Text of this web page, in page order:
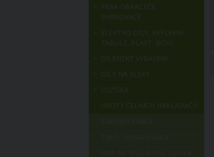
PERA OBRACEČE,
SHRNOVAČE
ELEKTRO DÍLY, REFLEXNÍ
TABULE, PLAST. BOXY
DÍLENSKÉ VYBAVENÍ
DÍLY NA VLEKY
LOŽISKA
HROTY ČELNÍCH NAKLADAČŮ